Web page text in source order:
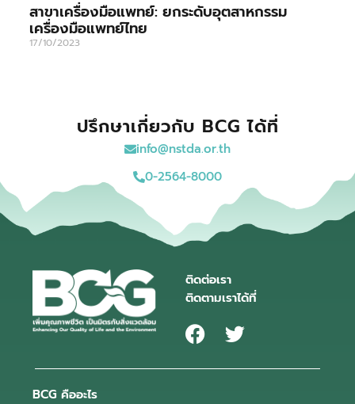
สาขาเครื่องมือแพทย์: ยกระดับอุตสาหกรรม
เครื่องมือแพทย์ไทย
17/10/2023
ปรึกษาเกี่ยวกับ BCG ได้ที่
info@nstda.or.th
0-2564-8000
ติดต่อเรา
ติดตามเราได้ที่
BCG คืออะไร